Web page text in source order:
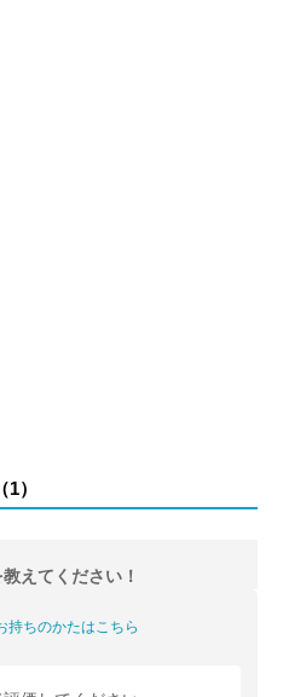
1）
えてください！
持ちのかたはこちら